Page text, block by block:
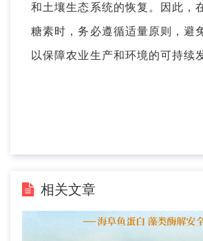
和土壤生态系统的恢复。因此，
糖素时，务必遵循适量原则，避
以保障农业生产和环境的可持续
相关文章